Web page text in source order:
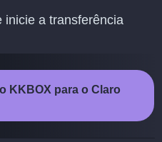
inicie a transferência
KKBOX para o Claro